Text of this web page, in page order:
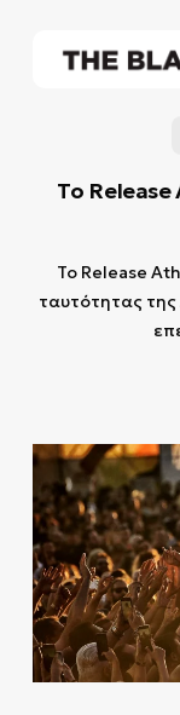
Το Release
Το Release
ταυτότητας